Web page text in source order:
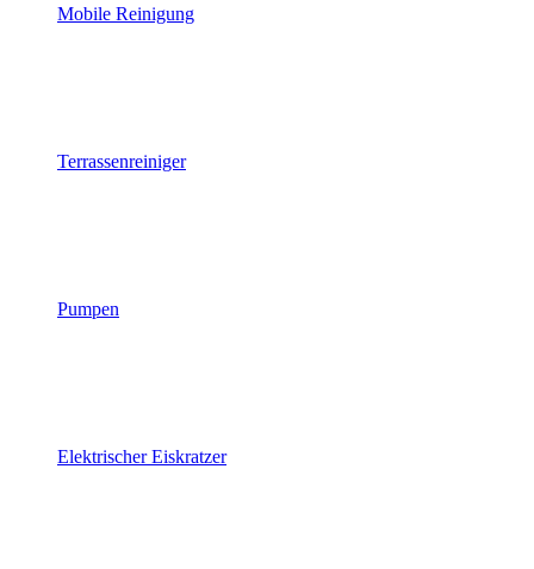
Mobile Reinigung
Terrassenreiniger
Pumpen
Elektrischer Eiskratzer